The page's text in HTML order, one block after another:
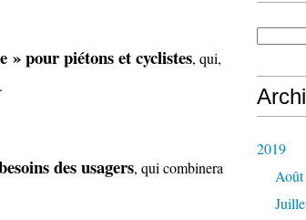
» pour piétons et cyclistes, qui,
des usagers, qui combinera
2019
Août